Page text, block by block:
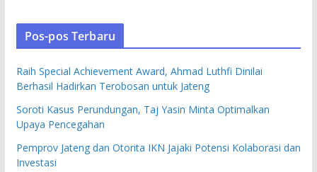
Pos-pos Terbaru
Raih Special Achievement Award, Ahmad Luthfi Dinilai
Berhasil Hadirkan Terobosan untuk Jateng
Soroti Kasus Perundungan, Taj Yasin Minta Optimalkan
Upaya Pencegahan
Pemprov Jateng dan Otorita IKN Jajaki Potensi Kolaborasi dan
Investasi